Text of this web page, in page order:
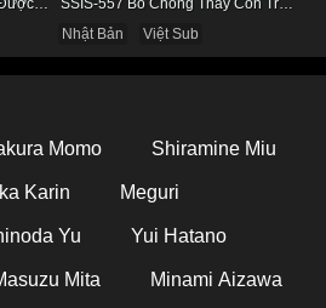
SSIS-557 Bố Chồng Thay Con Trai Bị Liệt Dương Chăm Sóc Con Dâu
Nhật Bản
Việt Sub
Momo Shiramine Miu
Karin Meguri
Yu Yui Hatano
Mita Minami Aizawa